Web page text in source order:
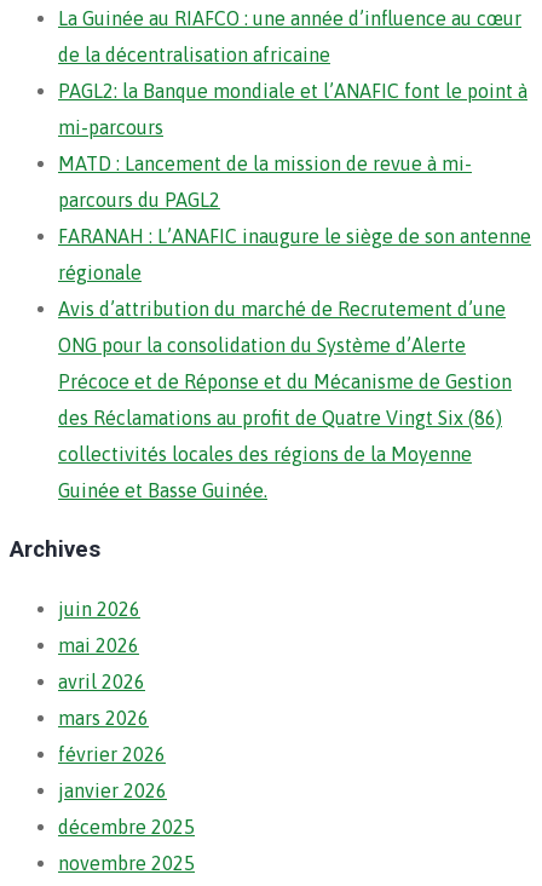
La Guinée au RIAFCO : une année d’influence au cœur
de la décentralisation africaine
PAGL2: la Banque mondiale et l’ANAFIC font le point à
mi-parcours
MATD : Lancement de la mission de revue à mi-
parcours du PAGL2
FARANAH : L’ANAFIC inaugure le siège de son antenne
régionale
Avis d’attribution du marché de Recrutement d’une
ONG pour la consolidation du Système d’Alerte
Précoce et de Réponse et du Mécanisme de Gestion
des Réclamations au profit de Quatre Vingt Six (86)
collectivités locales des régions de la Moyenne
Guinée et Basse Guinée.
Archives
juin 2026
mai 2026
avril 2026
mars 2026
février 2026
janvier 2026
décembre 2025
novembre 2025